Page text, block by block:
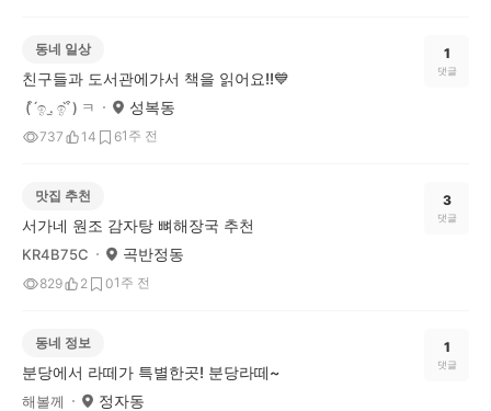
동네 일상
친구들과 도서관에가서 책을 읽어요!!💙
( ͒ ́ඉ .̫ ඉ ̀ ͒) ㅋ 성복동
737 14 61주 전
1
댓글
맛집 추천
서가네 원조 감자탕 뼈해장국 추천
KR4B75C 곡반정동
829 2 01주 전
3
댓글
동네 정보
분당에서 라떼가 특별한곳! 분당라떼~
해볼께 정자동
1
댓글